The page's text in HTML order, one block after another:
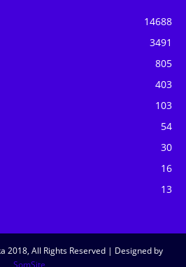
14688
3491
805
403
103
54
30
16
13
2018, All Rights Reserved | Designed by
SomSite